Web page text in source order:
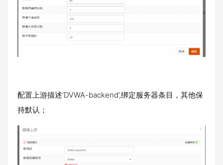
配置上游描述‘DVWA-backend’,绑定服务器条目，其他保
持默认；